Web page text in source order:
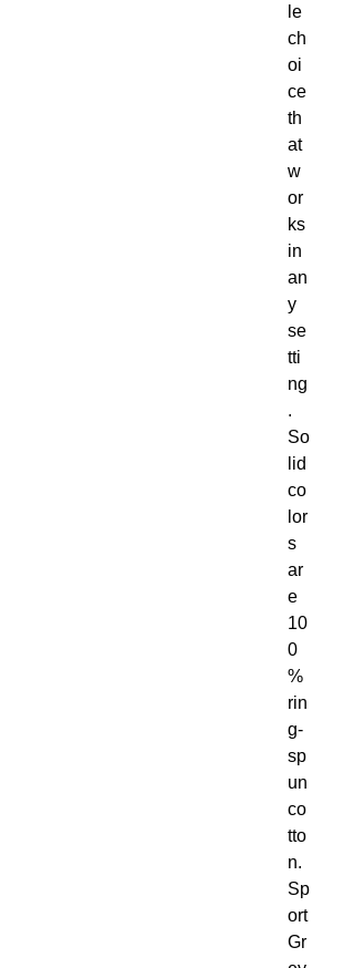
le
ch
oi
ce
th
at
w
or
ks
in
an
y
se
tti
ng
.
So
lid
co
lor
s
ar
e
10
0
%
rin
g-
sp
un
co
tto
n.
Sp
ort
Gr